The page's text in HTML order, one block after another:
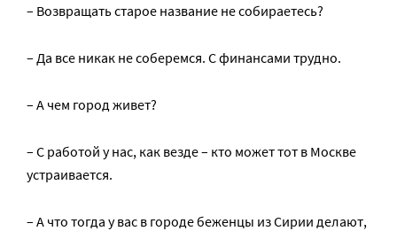
– Возвращать старое название не собираетесь?
– Да все никак не соберемся. С финансами трудно.
– А чем город живет?
– С работой у нас, как везде – кто может тот в Москве
устраивается.
– А что тогда у вас в городе беженцы из Сирии делают,